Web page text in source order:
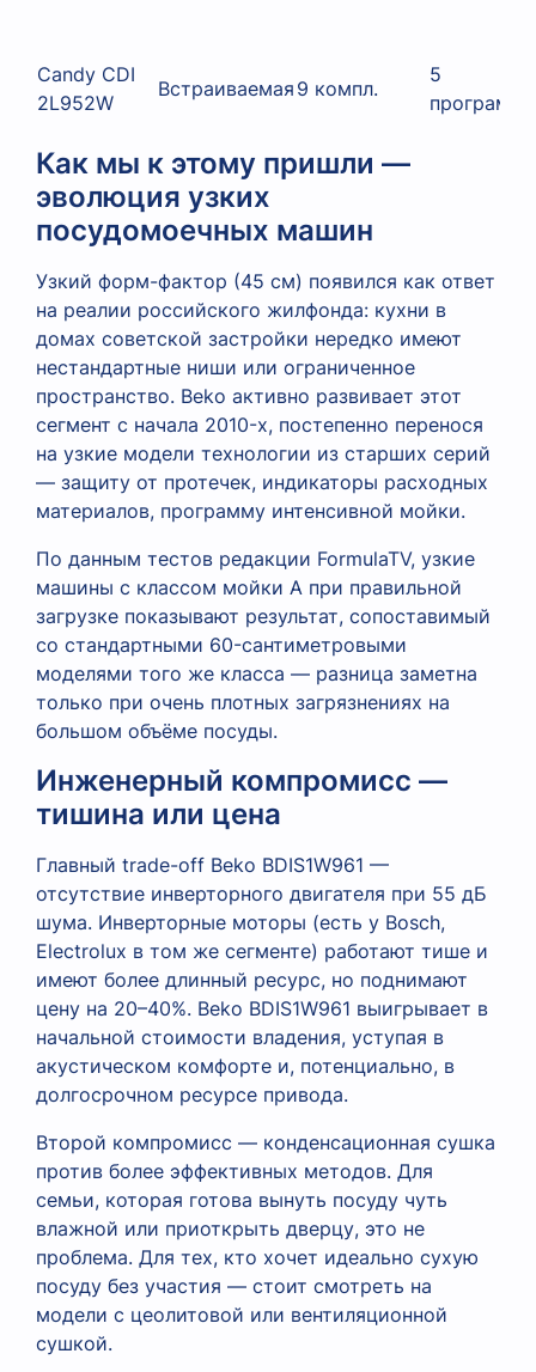
Candy CDI
2L952W
Встраиваемая 9 компл.
5
программ
Как мы к этому пришли —
эволюция узких
посудомоечных машин
Узкий форм-фактор (45 см) появился как ответ
на реалии российского жилфонда: кухни в
домах советской застройки нередко имеют
нестандартные ниши или ограниченное
пространство. Beko активно развивает этот
сегмент с начала 2010-х, постепенно перенося
на узкие модели технологии из старших серий
— защиту от протечек, индикаторы расходных
материалов, программу интенсивной мойки.
По данным тестов редакции FormulaTV, узкие
машины с классом мойки А при правильной
загрузке показывают результат, сопоставимый
со стандартными 60-сантиметровыми
моделями того же класса — разница заметна
только при очень плотных загрязнениях на
большом объёме посуды.
Инженерный компромисс —
тишина или цена
Главный trade-off Beko BDIS1W961 —
отсутствие инверторного двигателя при 55 дБ
шума. Инверторные моторы (есть у Bosch,
Electrolux в том же сегменте) работают тише и
имеют более длинный ресурс, но поднимают
цену на 20–40%. Beko BDIS1W961 выигрывает в
начальной стоимости владения, уступая в
акустическом комфорте и, потенциально, в
долгосрочном ресурсе привода.
Второй компромисс — конденсационная сушка
против более эффективных методов. Для
семьи, которая готова вынуть посуду чуть
влажной или приоткрыть дверцу, это не
проблема. Для тех, кто хочет идеально сухую
посуду без участия — стоит смотреть на
модели с цеолитовой или вентиляционной
сушкой.